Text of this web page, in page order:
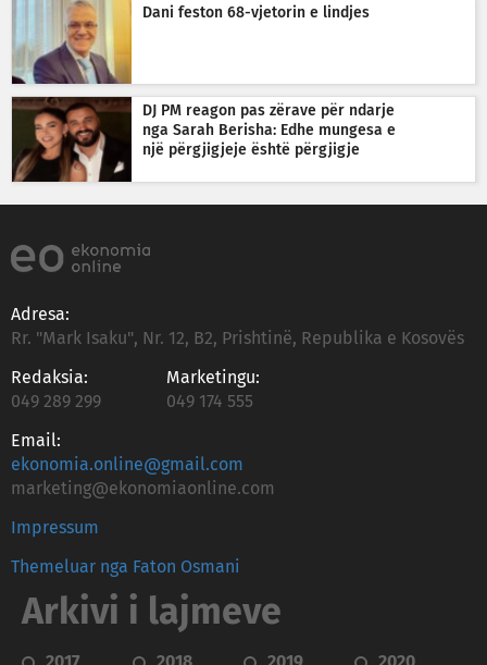
Dani feston 68-vjetorin e lindjes
DJ PM reagon pas zërave për ndarje
nga Sarah Berisha: Edhe mungesa e
një përgjigjeje është përgjigje
Adresa:
Rr. "Mark Isaku", Nr. 12, B2, Prishtinë, Republika e Kosovës
Redaksia:
049 289 299
Marketingu:
049 174 555
Email:
ekonomia.online@gmail.com
marketing@ekonomiaonline.com
Impressum
Themeluar nga Faton Osmani
Arkivi i lajmeve
2017 2018 2019
2020